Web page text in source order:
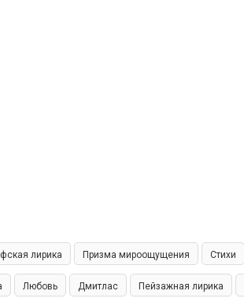
лирика Призма мироощущения Стихи
Любовь Дмитлас Пейзажная лирика